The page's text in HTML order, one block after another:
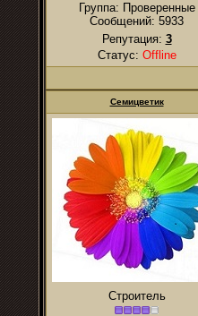
Группа: Проверенные
Сообщений: 5933
Репутация: 3
Статус: Offline
Семицветик
Строитель